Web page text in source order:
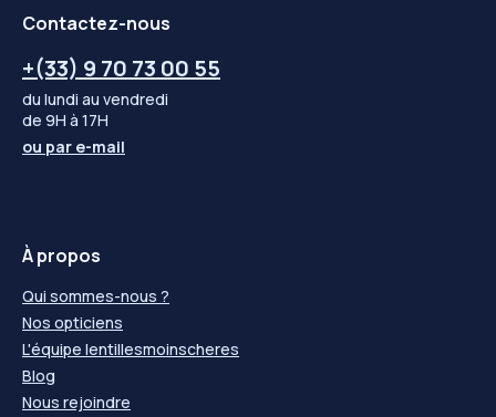
Contactez-nous
+(33) 9 70 73 00 55
du lundi au vendredi
de 9H à 17H
ou par e-mail
À propos
Qui sommes-nous ?
Nos opticiens
L'équipe lentillesmoinscheres
Blog
Nous rejoindre